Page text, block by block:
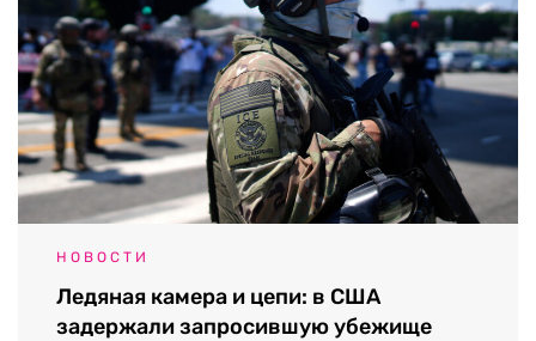
НОВОСТИ
Ледяная камера и цепи: в США
задержали запросившую убежище